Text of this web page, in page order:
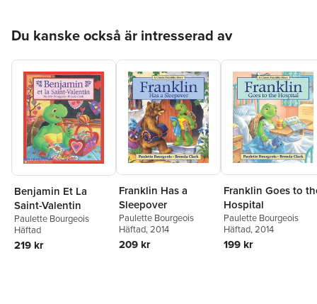
Du kanske också är intresserad av
Benjamin Et La
Saint-Valentin
Paulette Bourgeois
Häftad
219 kr
Franklin Has a
Sleepover
Paulette Bourgeois
Häftad, 2014
209 kr
Franklin Goes to
Hospital
Paulette Bourgeois
Häftad, 2014
199 kr